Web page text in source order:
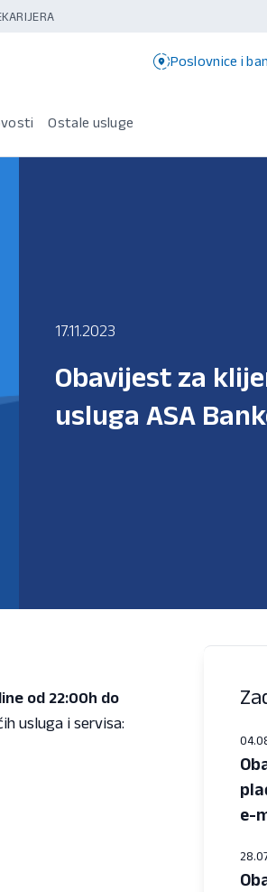
KARIJERA
Poslovnice i
Ostale usluge
17.11.2023
Obavijest za
usluga ASA
od 22:00h do
usluga i servisa:
e-